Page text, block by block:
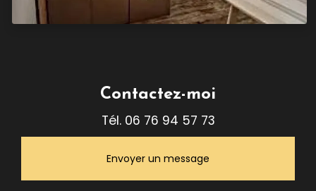
Contactez-moi
Tél. 06 76 94 57 73
Envoyer un message